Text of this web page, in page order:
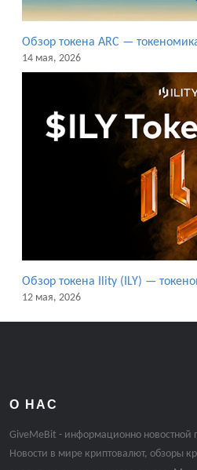
Обзор токена ARC —
14 мая, 2026
Обзор токена Ility (ILY) —
12 мая, 2026
О НАС
GiveMeBit - информационно новостной
Новости в мире криптовалют, обзоры